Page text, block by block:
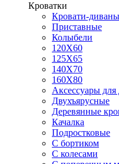
Кроватки
Кровати-диваны
Приставные
Колыбели
120Х60
125X65
140Х70
160Х80
Аксессуары для
Двухъярусные
Деревянные
Качалка
Подростковые
С бортиком
С колесами